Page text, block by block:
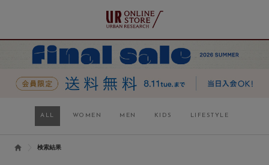
ALL WOMEN MEN KIDS LIFESTYLE
検索結果